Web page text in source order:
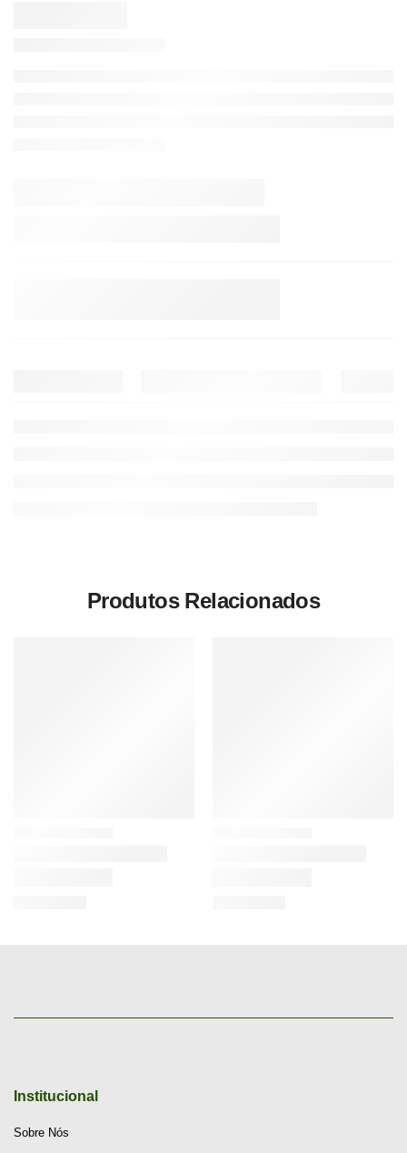
Produtos Relacionados
Institucional
Sobre Nós